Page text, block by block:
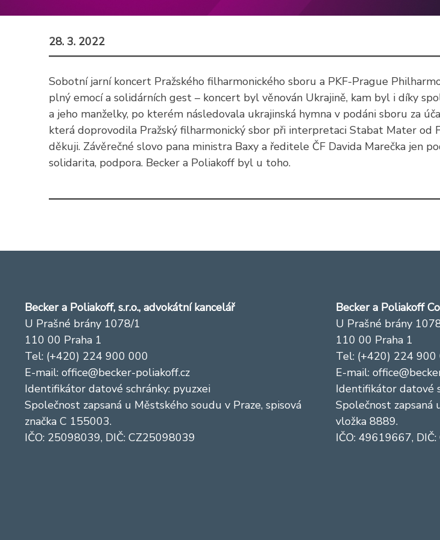
28. 3. 2022
Sobotní jarní koncert Pražského filharmonického sboru a PKF-Prague
plný emocí a solidárních gest – koncert byl věnován Ukrajině, kam byl i díky
a jeho manželky, po kterém následovala ukrajinská hymna v podáni sboru za
která doprovodila Pražský filharmonický sbor při interpretaci Stabat Mater od
děkuji. Závěrečné slovo pana ministra Baxy a ředitele ČF Davida Marečka jen
solidarita, podpora. Becker a Poliakoff byl u toho.
Becker a Poliakoff, s.r.o., advokátní kancelář
U Prašné brány 1078/1
110 00 Praha 1
Tel: (+420) 224 900 000
E-mail:office@becker-poliakoff.cz
Identifikátor datové schránky: pyuzxei
Společnost zapsaná u Městského soudu v Praze, spisová
značka C 155003.
IČO: 25098039, DIČ: CZ25098039
Becker a Poliakoff
U Prašné brány
110 00 Praha 1
Tel: (+420) 224 900
E-mail:
Identifikátor datové
Společnost zapsaná
vložka 8889.
IČO: 49619667,